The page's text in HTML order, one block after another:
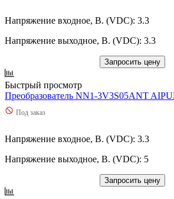
Напряжение входное, В. (VDC): 3.3
Напряжение выходное, В. (VDC): 3.3
Запросить цену
Быстрый просмотр
Преобразователь NN1-3V3S05ANT
Под заказ
Напряжение входное, В. (VDC): 3.3
Напряжение выходное, В. (VDC): 5
Запросить цену